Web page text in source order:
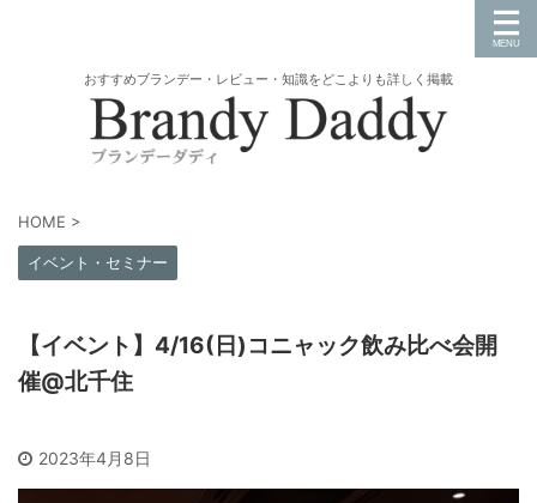
おすすめブランデー・レビュー・知識をどこよりも詳しく掲載
HOME >
イベント・セミナー
【イベント】4/16(日)コニャック飲み比べ会開
催@北千住
2023年4月8日